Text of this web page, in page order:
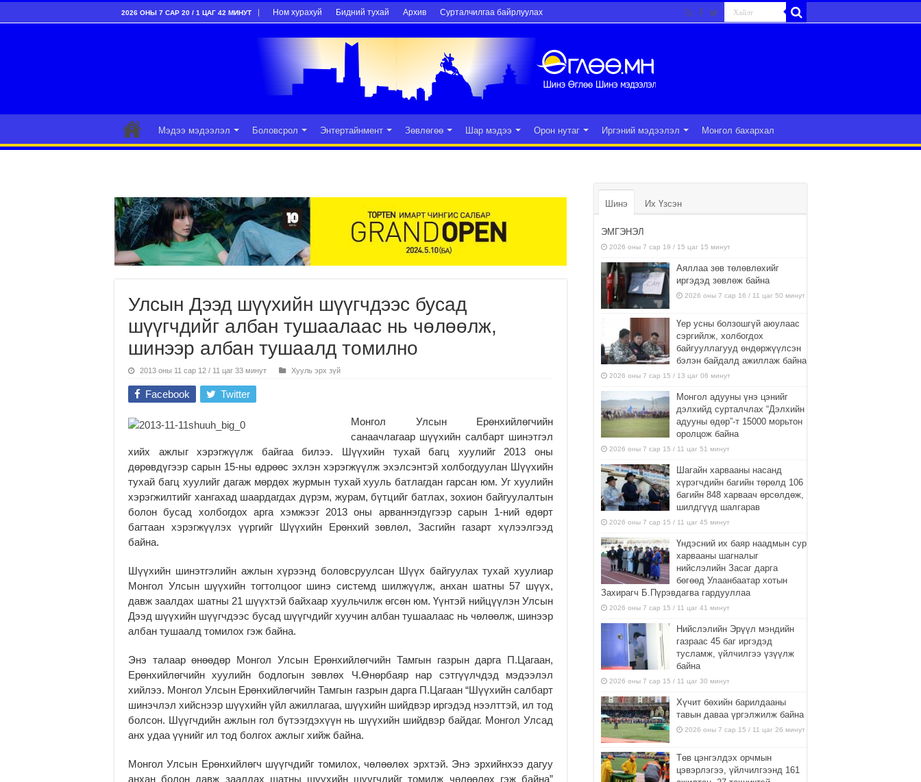
2026 ОНЫ 7 САР 20 / 1 ЦАГ 42 МИНУТ Ном хурахуй Бидний тухай Архив Сурталчилгаа байрлуулах
Мэдээ мэдээлэл Боловсрол Энтертайнмент Зөвлөгөө Шар мэдээ Орон нутаг Иргэний мэдээлэл Монгол бахархал
Улсын Дээд шүүхийн шүүгчдээс бусад
шүүгчдийг албан тушаалаас нь чөлөөлж,
шинээр албан тушаалд томилно
2013 оны 11 сар 12 / 11 цаг 33 минут Хууль эрх зүй
Facebook Twitter
Монгол Улсын Ерөнхийлөгчийн
санаачлагаар шүүхийн салбарт шинэтгэл
хийх ажлыг хэрэгжүүлж байгаа билээ. Шүүхийн тухай багц хуулийг 2013 оны
дөрөвдүгээр сарын 15-ны өдрөөс эхлэн хэрэгжүүлж эхэлсэнтэй холбогдуулан Шүүхийн
тухай багц хуулийг дагаж мөрдөх журмын тухай хууль батлагдан гарсан юм. Уг хуулийн
хэрэгжилтийг хангахад шаардагдах дүрэм, журам, бүтцийг батлах, зохион байгуулалтын
болон бусад холбогдох арга хэмжээг 2013 оны арваннэгдүгээр сарын 1-ний өдөрт
багтаан хэрэгжүүлэх үүргийг Шүүхийн Ерөнхий зөвлөл, Засгийн газарт хүлээлгээд
байна.
Шүүхийн шинэтгэлийн ажлын хүрээнд боловсруулсан Шүүх байгуулах тухай хуулиар
Монгол Улсын шүүхийн тогтолцоог шинэ системд шилжүүлж, анхан шатны 57 шүүх,
давж заалдах шатны 21 шүүхтэй байхаар хуульчилж өгсөн юм. Үүнтэй нийцүүлэн Улсын
Дээд шүүхийн шүүгчдээс бусад шүүгчдийг хуучин албан тушаалаас нь чөлөөлж, шинээр
албан тушаалд томилох гэж байна.
Энэ талаар өнөөдөр Монгол Улсын Ерөнхийлөгчийн Тамгын газрын дарга П.Цагаан,
Ерөнхийлөгчийн хуулийн бодлогын зөвлөх Ч.Өнөрбаяр нар сэтгүүлчдэд мэдээлэл
хийлээ. Монгол Улсын Ерөнхийлөгчийн Тамгын газрын дарга П.Цагаан “Шүүхийн салбарт
шинэчлэл хийснээр шүүхийн үйл ажиллагаа, шүүхийн шийдвэр иргэдэд нээлттэй, ил тод
болсон. Шүүгчдийн ажлын гол бүтээгдэхүүн нь шүүхийн шийдвэр байдаг. Монгол Улсад
анх удаа үүнийг ил тод болгох ажлыг хийж байна.
Монгол Улсын Ерөнхийлөгч шүүгчдийг томилох, чөлөөлөх эрхтэй. Энэ эрхийнхээ дагуу
анхан болон давж заалдах шатны шүүхийн шүүгчдийг томилж чөлөөлөх гэж байна”
Шинэ Их Үзсэн
ЭМГЭНЭЛ
2026 оны 7 сар 19 / 15 цаг 15 минут
Аяллаа зөв төлөвлөхийг
иргэдэд зөвлөж байна
2026 оны 7 сар 16 / 11 цаг 50 минут
Үер усны болзошгүй аюулаас
сэргийлж, холбогдох
байгууллагууд өндөржүүлсэн
бэлэн байдалд ажиллаж байна
2026 оны 7 сар 15 / 13 цаг 06 минут
Монгол адууны үнэ цэнийг
дэлхийд сурталчлах “Дэлхийн
адууны өдөр”-т 15000 морьтон
оролцож байна
2026 оны 7 сар 15 / 11 цаг 51 минут
Шагайн харвааны насанд
хүрэгчдийн багийн төрөлд 106
багийн 848 харваач өрсөлдөж,
шилдгүүд шалгарав
2026 оны 7 сар 15 / 11 цаг 45 минут
Үндэсний их баяр наадмын сур
харвааны шагналыг
нийслэлийн Засаг дарга
бөгөөд Улаанбаатар хотын
Захирагч Б.Пүрэвдагва гардууллаа
2026 оны 7 сар 15 / 11 цаг 41 минут
Нийслэлийн Эрүүл мэндийн
газраас 45 баг иргэдэд
тусламж, үйлчилгээ үзүүлж
байна
2026 оны 7 сар 15 / 11 цаг 30 минут
Хүчит бөхийн барилдааны
тавын даваа үргэлжилж байна
2026 оны 7 сар 15 / 11 цаг 26 минут
Төв цэнгэлдэх орчмын
цэвэрлэгээ, үйлчилгээнд 161